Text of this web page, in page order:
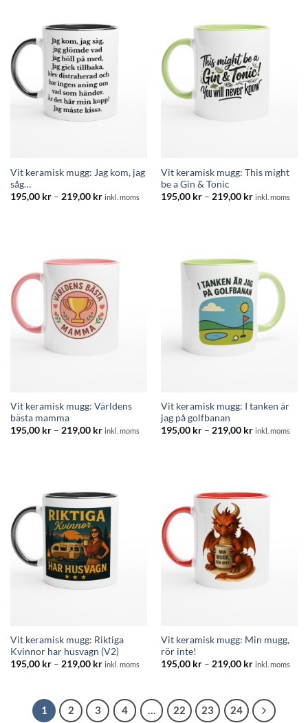
Vit keramisk mugg: Jag kom, jag
såg…
195,00 kr – 219,00 krPrisintervall:
inkl. moms
Vit keramisk mugg: This might
be a Gin & Tonic
195,00 kr – 219,00 krPrisintervall:
inkl. moms
Vit keramisk mugg: Världens
bästa mamma
195,00 kr – 219,00 krPrisintervall:
inkl. moms
Vit keramisk mugg: I tanken är
jag på golfbanan
195,00 kr – 219,00 krPrisintervall:
inkl. moms
Vit keramisk mugg: Riktiga
Kvinnor har husvagn (V2)
195,00 kr – 219,00 krPrisintervall:
inkl. moms
Vit keramisk mugg: Min mugg,
rör inte!
195,00 kr – 219,00 krPrisintervall:
inkl. moms
1 2 3 4 … 22 23 24